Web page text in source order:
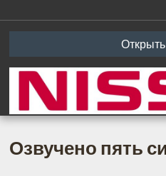
Озвучено пять